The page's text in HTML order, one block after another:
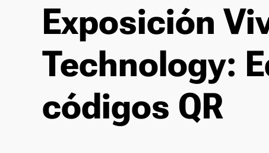
Exposición
Technology:
códigos QR